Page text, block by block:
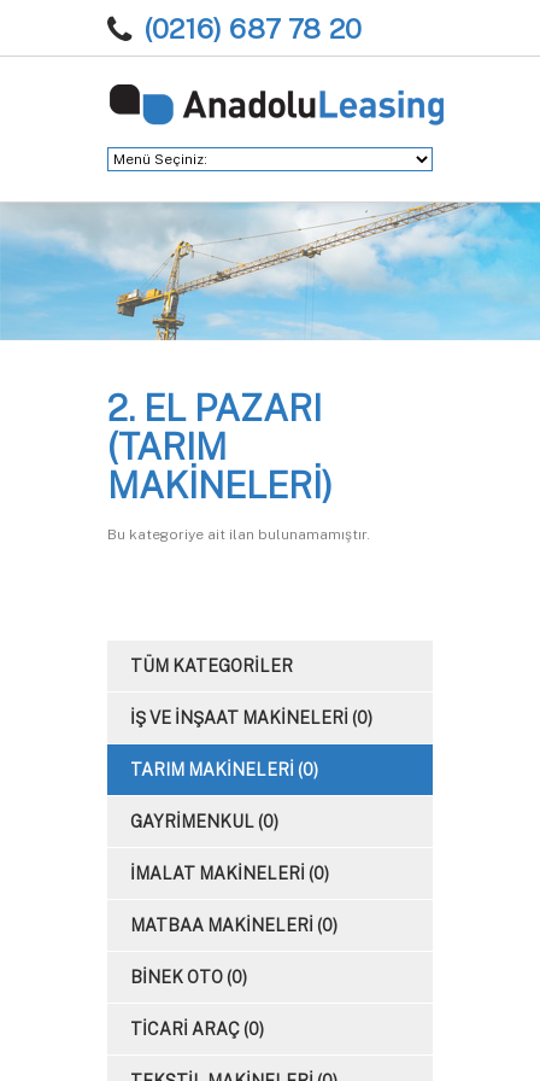
(0216) 687 78 20
2. EL PAZARI
(TARIM
MAKİNELERİ)
Bu kategoriye ait ilan bulunamamıştır.
TÜM KATEGORİLER
İŞ VE İNŞAAT MAKİNELERİ (0)
TARIM MAKİNELERİ (0)
GAYRİMENKUL (0)
İMALAT MAKİNELERİ (0)
MATBAA MAKİNELERİ (0)
BİNEK OTO (0)
TİCARİ ARAÇ (0)